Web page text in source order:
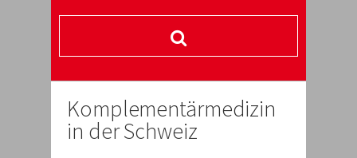
Komplementärmedizin
in der Schweiz